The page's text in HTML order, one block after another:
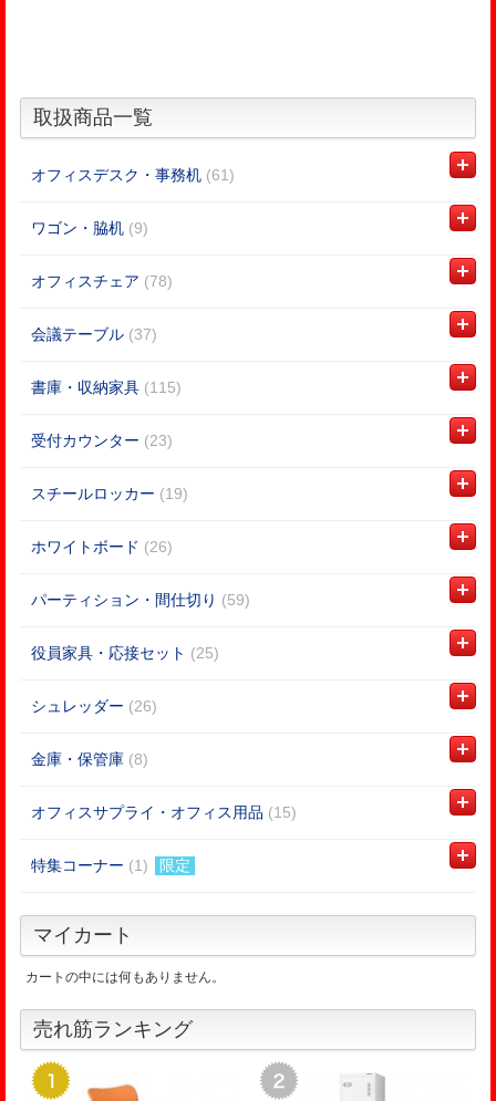
取扱商品一覧
オフィスデスク・事務机 (61)
ワゴン・脇机 (9)
オフィスチェア (78)
会議テーブル (37)
書庫・収納家具 (115)
受付カウンター (23)
スチールロッカー (19)
ホワイトボード (26)
パーティション・間仕切り (59)
役員家具・応接セット (25)
シュレッダー (26)
金庫・保管庫 (8)
オフィスサプライ・オフィス用品 (15)
特集コーナー (1) 限定
マイカート
カートの中には何もありません。
売れ筋ランキング